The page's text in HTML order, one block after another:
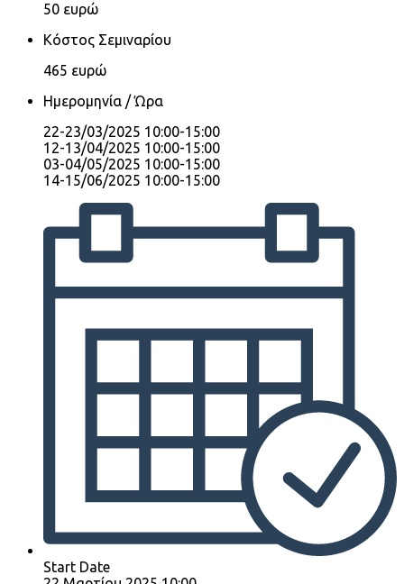
50 ευρώ
Κόστος Σεμιναρίου
465 ευρώ
Ημερομηνία / Ώρα
22-23/03/2025 10:00-15:00
12-13/04/2025 10:00-15:00
03-04/05/2025 10:00-15:00
14-15/06/2025 10:00-15:00
Start Date